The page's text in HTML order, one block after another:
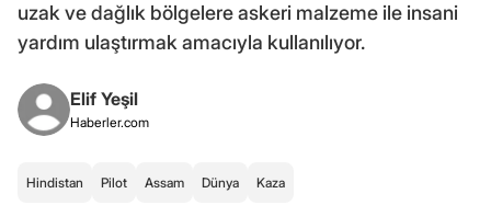
uzak ve dağlık bölgelere askeri malzeme ile insani
yardım ulaştırmak amacıyla kullanılıyor.
Elif Yeşil
Haberler.com
Hindistan Pilot Assam Dünya Kaza